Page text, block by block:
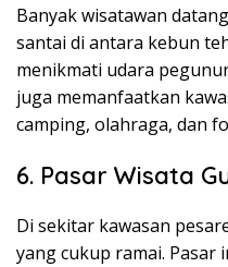
Banyak wisatawan
santai di antara kebun
menikmati udara
juga memanfaatkan
camping, olahraga, dan
6. Pasar Wisata
Di sekitar kawasan
yang cukup ramai. Pasar